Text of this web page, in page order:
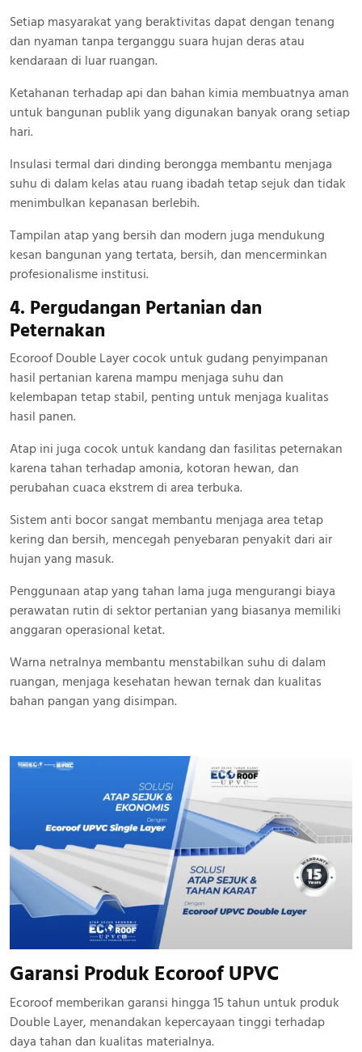
Setiap masyarakat yang beraktivitas dapat dengan tenang
dan nyaman tanpa terganggu suara hujan deras atau
kendaraan di luar ruangan.
Ketahanan terhadap api dan bahan kimia membuatnya aman
untuk bangunan publik yang digunakan banyak orang setiap
hari.
Insulasi termal dari dinding berongga membantu menjaga
suhu di dalam kelas atau ruang ibadah tetap sejuk dan tidak
menimbulkan kepanasan berlebih.
Tampilan atap yang bersih dan modern juga mendukung
kesan bangunan yang tertata, bersih, dan mencerminkan
profesionalisme institusi.
4. Pergudangan Pertanian dan
Peternakan
Ecoroof Double Layer cocok untuk gudang penyimpanan
hasil pertanian karena mampu menjaga suhu dan
kelembapan tetap stabil, penting untuk menjaga kualitas
hasil panen.
Atap ini juga cocok untuk kandang dan fasilitas peternakan
karena tahan terhadap amonia, kotoran hewan, dan
perubahan cuaca ekstrem di area terbuka.
Sistem anti bocor sangat membantu menjaga area tetap
kering dan bersih, mencegah penyebaran penyakit dari air
hujan yang masuk.
Penggunaan atap yang tahan lama juga mengurangi biaya
perawatan rutin di sektor pertanian yang biasanya memiliki
anggaran operasional ketat.
Warna netralnya membantu menstabilkan suhu di dalam
ruangan, menjaga kesehatan hewan ternak dan kualitas
bahan pangan yang disimpan.
Garansi Produk Ecoroof UPVC
Ecoroof memberikan garansi hingga 15 tahun untuk produk
Double Layer, menandakan kepercayaan tinggi terhadap
daya tahan dan kualitas materialnya.